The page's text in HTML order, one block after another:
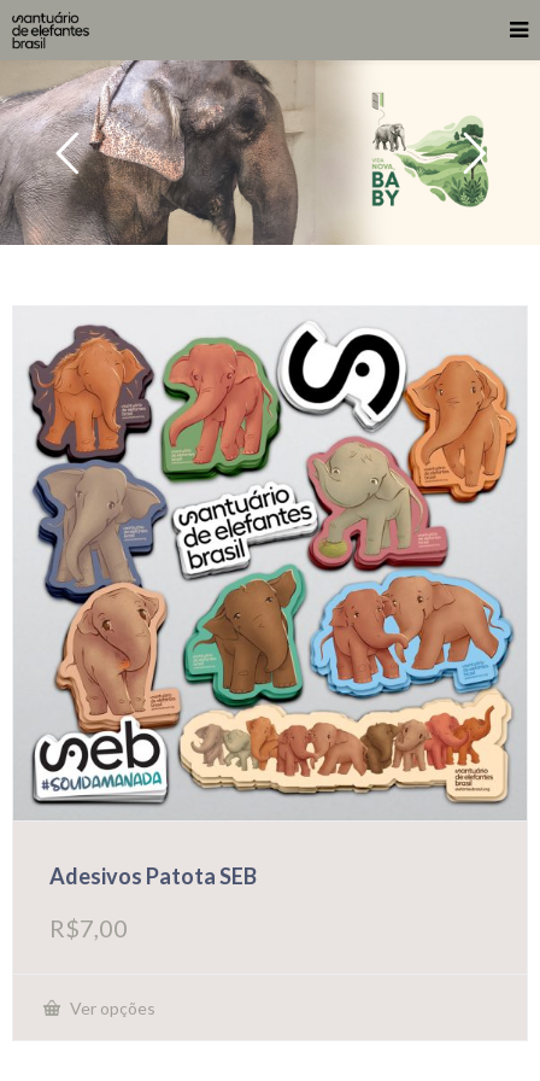
Adesivos Patota SEB
R$7,00
Ver opções
Este
produto